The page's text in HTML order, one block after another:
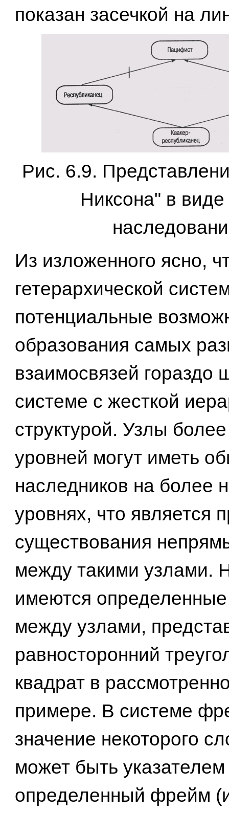
показан засечкой на
Рис. 6.9.
Никсона" в виде
Из изложенного ясно,
гетерархической
потенциальные
образования самых
взаимосвязей гораздо
системе с жесткой
структурой. Узлы
уровней могут иметь
наследников на более
уровнях, что является
существования
между такими узлами.
имеются
между узлами,
равносторонний
квадрат в
примере. В системе
значение некоторого
может быть указателем
определенный фрейм